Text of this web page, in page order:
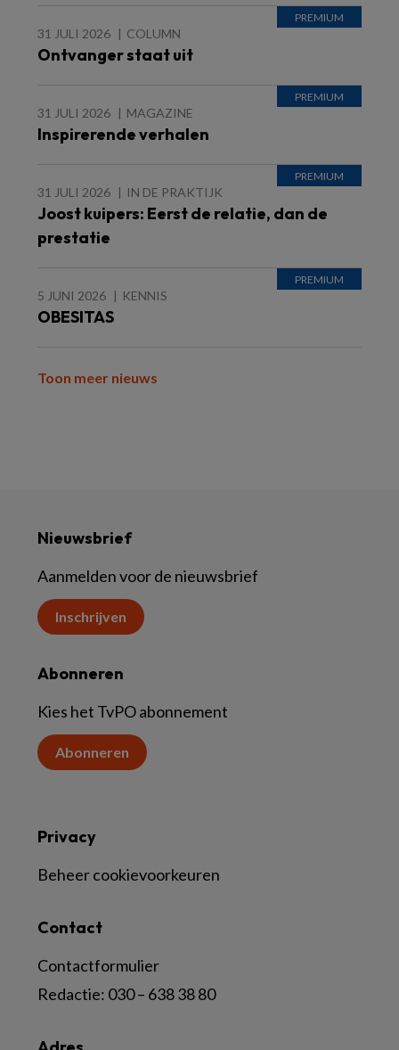
31 JULI 2026 COLUMN
Ontvanger staat uit
31 JULI 2026 MAGAZINE
Inspirerende verhalen
31 JULI 2026 IN DE PRAKTIJK
Joost kuipers: Eerst de relatie, dan de
prestatie
5 JUNI 2026 KENNIS
OBESITAS
Toon meer nieuws
Nieuwsbrief
Aanmelden voor de nieuwsbrief
Inschrijven
Abonneren
Kies het TvPO abonnement
Abonneren
Contact
Contactformulier
Redactie: 030 – 638 38 80
Privacy
Beheer cookievoorkeuren